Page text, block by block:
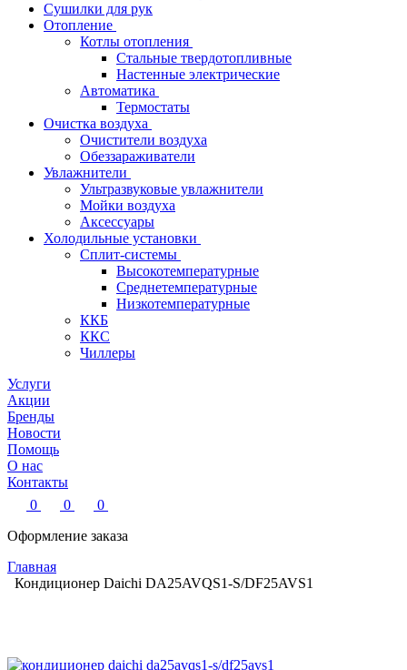
Сушилки для рук
Отопление
Котлы отопления
Стальные твердотопливные
Настенные электрические
Автоматика
Термостаты
Очистка воздуха
Очистители воздуха
Обеззараживатели
Увлажнители
Ультразвуковые увлажнители
Мойки воздуха
Аксессуары
Холодильные установки
Сплит-системы
Высокотемпературные
Среднетемпературные
Низкотемпературные
ККБ
ККС
Чиллеры
Услуги
Акции
Бренды
Новости
Помощь
О нас
Контакты
0
0
0
Оформление заказа
Главная
Кондиционер Daichi DA25AVQS1-S/DF25AVS1